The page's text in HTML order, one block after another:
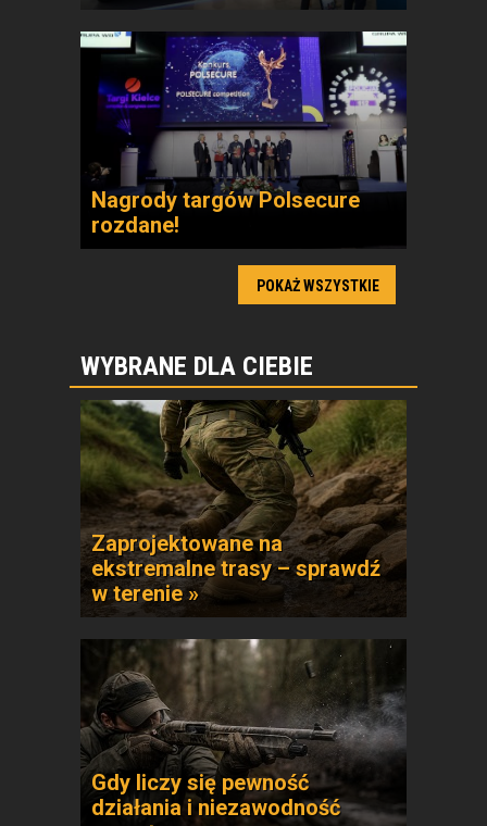
Nagrody targów Polsecure
rozdane!
POKAŻ WSZYSTKIE
WYBRANE DLA CIEBIE
Zaprojektowane na
ekstremalne trasy – sprawdź
w terenie »
Gdy liczy się pewność
działania i niezawodność